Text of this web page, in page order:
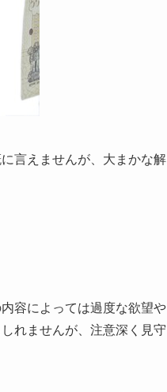
言えませんが、大まかな解
容によっては過度な欲望や
れませんが、注意深く見守